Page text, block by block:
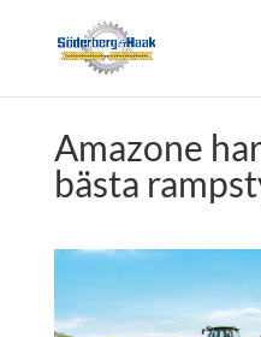
Amazone
bästa